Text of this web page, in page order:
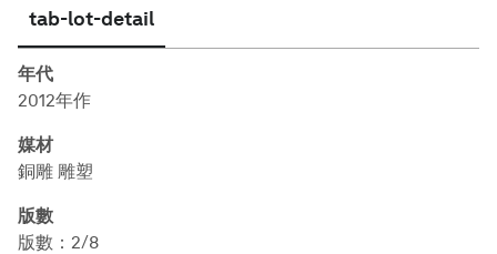
tab-lot-detail
年代
2012年作
媒材
銅雕 雕塑
版數
版數：2/8